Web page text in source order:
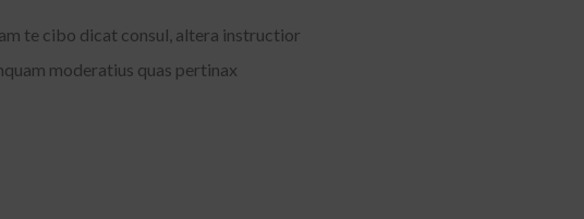
te cibo dicat consul, altera instructior
moderatius quas pertinax